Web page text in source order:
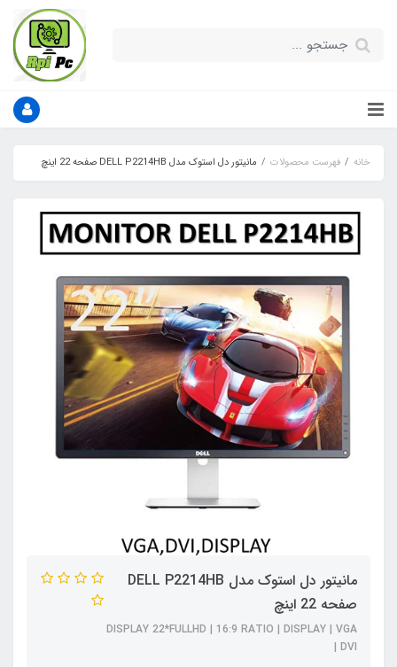
خانه فهرست محصولات مانیتور دل استوک مدل DELL P2214HB صفحه 22 اینچ
مانیتور دل استوک مدل DELL P2214HB
صفحه 22 اینچ
DISPLAY 22*FULLHD | 16:9 RATIO | DISPLAY | VGA
| DVI